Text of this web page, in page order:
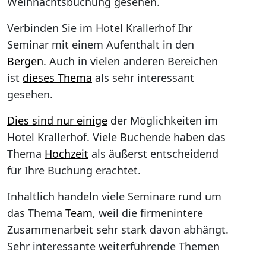
Verbinden Sie im Hotel Krallerhof Ihr
Seminar mit einem Aufenthalt in den
Bergen. Auch in vielen anderen Bereichen
ist dieses Thema als sehr interessant
gesehen.
Dies sind nur einige der Möglichkeiten im
Hotel Krallerhof. Viele Buchende haben das
Thema Hochzeit als äußerst entscheidend
für Ihre Buchung erachtet.
Inhaltlich handeln viele Seminare rund um
das Thema Team, weil die firmenintere
Zusammenarbeit sehr stark davon abhängt.
Sehr interessante weiterführende Themen